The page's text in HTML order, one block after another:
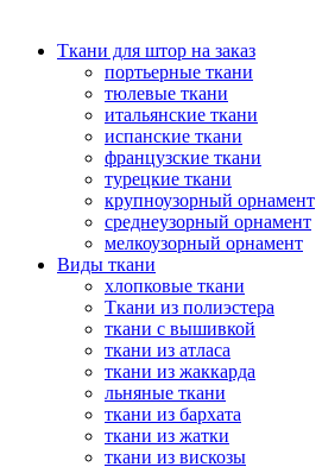
Ткани для штор на заказ
портьерные ткани
тюлевые ткани
итальянские ткани
испанские ткани
французские ткани
турецкие ткани
крупноузорный орнамент
среднеузорный орнамент
мелкоузорный орнамент
Виды ткани
хлопковые ткани
Ткани из полиэстера
ткани с вышивкой
ткани из атласа
ткани из жаккарда
льняные ткани
ткани из бархата
ткани из жатки
ткани из вискозы